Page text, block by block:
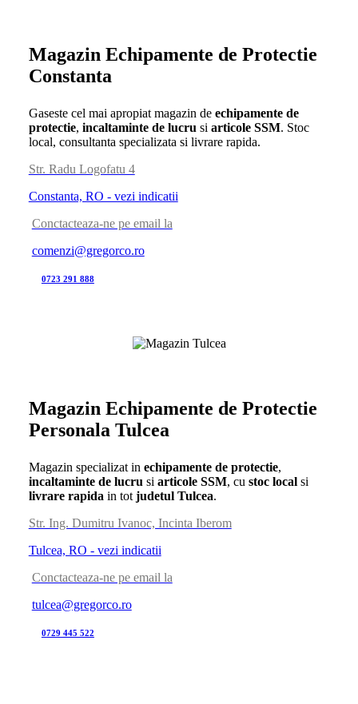
Magazin Echipamente de Protectie
Constanta
Gaseste cel mai apropiat magazin de echipamente de
protectie, incaltaminte de lucru si articole SSM. Stoc
local, consultanta specializata si livrare rapida.
Str. Radu Logofatu 4
Constanta, RO - vezi indicatii
Conctacteaza-ne pe email la
comenzi@gregorco.ro
0723 291 888
Magazin Echipamente de Protectie
Personala Tulcea
Magazin specializat in echipamente de protectie,
incaltaminte de lucru si articole SSM, cu stoc localsi
livrare rapida in tot judetul Tulcea.
Str. Ing. Dumitru Ivanoc, Incinta Iberom
Tulcea, RO - vezi indicatii
Conctacteaza-ne pe email la
tulcea@gregorco.ro
0729 445 522